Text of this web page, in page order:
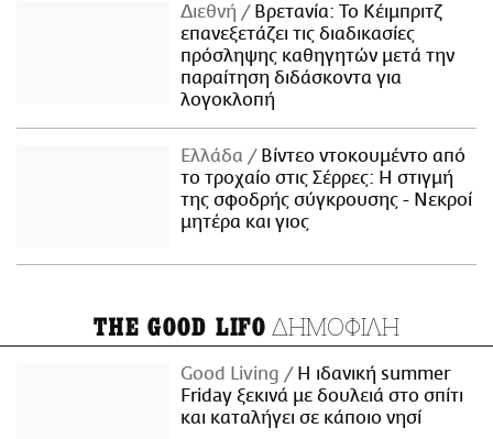
Διεθνή
Βρετανία: Το Κέιμπριτζ
επανεξετάζει τις διαδικασίες
πρόσληψης καθηγητών μετά την
παραίτηση διδάσκοντα για
λογοκλοπή
Ελλάδα
Βίντεο ντοκουμέντο από
το τροχαίο στις Σέρρες: Η στιγμή
της σφοδρής σύγκρουσης - Νεκροί
μητέρα και γιος
THE GOOD LIFO ΔΗΜΟΦΙΛΗ
Good Living
Η ιδανική summer
Friday ξεκινά με δουλειά στο σπίτι
και καταλήγει σε κάποιο νησί